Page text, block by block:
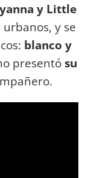
y Little
y se
blanco y
presentósu